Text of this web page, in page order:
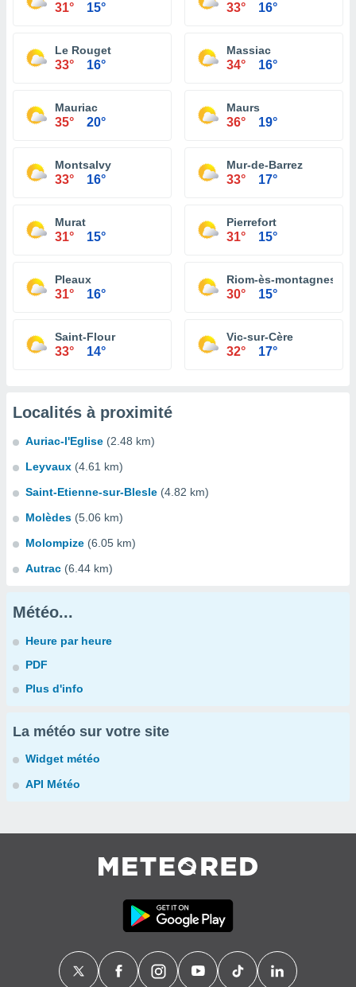
31° 15° 33° 16°
Le Rouget
33° 16°
Massiac
34° 16°
Mauriac
35° 20°
Maurs
36° 19°
Montsalvy
33° 16°
Mur-de-Barrez
33° 17°
Murat
31° 15°
Pierrefort
31° 15°
Pleaux
31° 16°
Riom-ès-montagnes
30° 15°
Saint-Flour
33° 14°
Vic-sur-Cère
32° 17°
Localités à proximité
Auriac-l'Eglise (2.48 km)
Leyvaux (4.61 km)
Saint-Etienne-sur-Blesle (4.82 km)
Molèdes (5.06 km)
Molompize (6.05 km)
Autrac (6.44 km)
Météo...
Heure par heure
PDF
Plus d'info
La météo sur votre site
Widget météo
API Météo